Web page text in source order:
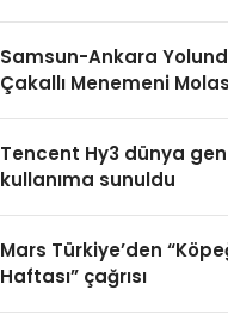
Samsun-Ankara
Çakallı Menemeni
Tencent Hy3 dünya
kullanıma sunuldu
Mars Türkiye’den
Haftası” çağrısı